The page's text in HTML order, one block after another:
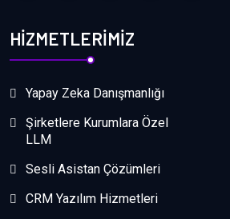
HİZMETLERİMİZ
Yapay Zeka Danışmanlığı
Şirketlere Kurumlara Özel
LLM
Sesli Asistan Çözümleri
CRM Yazılım Hizmetleri